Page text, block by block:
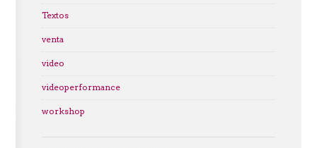
Textos
venta
video
videoperformance
workshop